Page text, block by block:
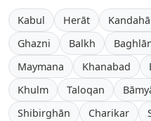
Kabul Herāt
Ghazni
Balkh
Maymana
Khanabad
Khulm
Taloqan
Shibirghān
Charikar